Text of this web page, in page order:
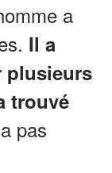
a
Il a
plusieurs
trouvé
pas